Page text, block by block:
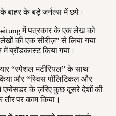
के बड़े जर्नल्स में छपे।
में पत्रकार के एक लेख को
की एक सीरीज़” से लिया गया
ब्रॉडकास्ट किया गया।
“स्पेशल मटीरियल” के साथ
और “स्विस पॉलिटिकल और
एम्बेसडर के ज़रिए कुछ दूसरे देशों की
पर काम किया।